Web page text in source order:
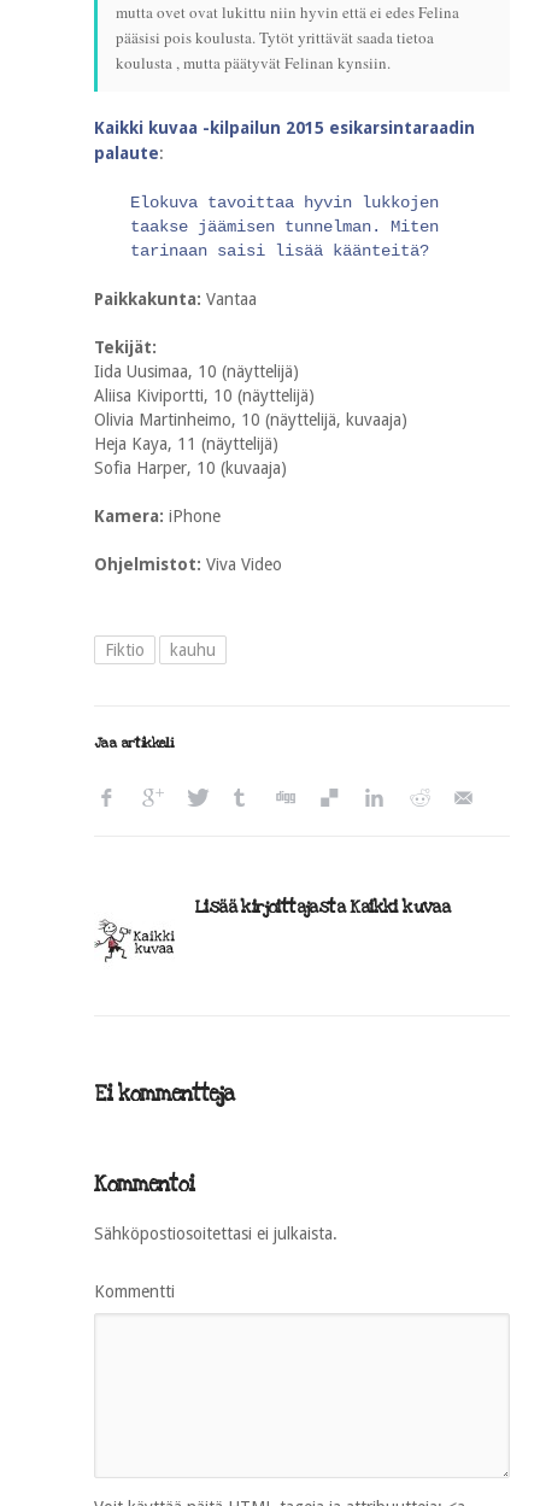
mutta ovet ovat lukittu niin hyvin että ei edes Felina
pääsisi pois koulusta. Tytöt yrittävät saada tietoa
koulusta , mutta päätyvät Felinan kynsiin.
Kaikki kuvaa -kilpailun 2015 esikarsintaraadin
palaute:
Elokuva tavoittaa hyvin lukkojen
taakse jäämisen tunnelman. Miten
tarinaan saisi lisää käänteitä?
Paikkakunta: Vantaa
Tekijät:
Iida Uusimaa, 10 (näyttelijä)
Aliisa Kiviportti, 10 (näyttelijä)
Olivia Martinheimo, 10 (näyttelijä, kuvaaja)
Heja Kaya, 11 (näyttelijä)
Sofia Harper, 10 (kuvaaja)
Kamera: iPhone
Ohjelmistot: Viva Video
Fiktio kauhu
Jaa artikkeli
Lisää kirjoittajasta Kaikki kuvaa
Ei kommentteja
Kommentoi
Sähköpostiosoitettasi ei julkaista.
Kommentti